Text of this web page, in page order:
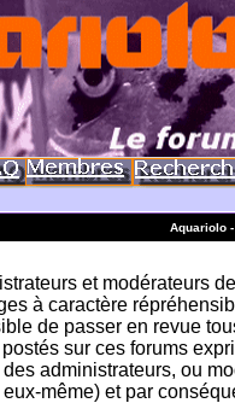
Aquariolo
et modérateurs
à caractère
de passer en revue
sur ces forums
administrateurs, ou
même) et par